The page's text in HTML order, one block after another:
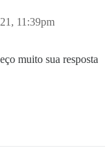
11:39pm
muito sua resposta